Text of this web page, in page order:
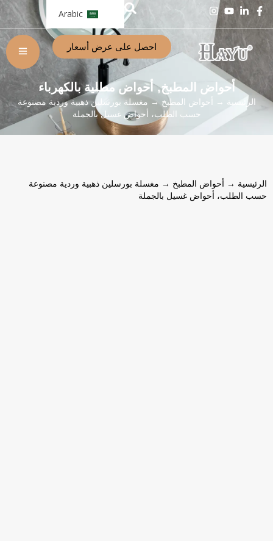
Arabic
احصل على عرض أسعار
أحواض المطبخ,أحواض مطلية بالكهرباء
الرئيسية → أحواض المطبخ → مغسلة بورسلين ذهبية وردية مصنوعة
حسب الطلب، أحواض غسيل بالجملة
الرئيسية → أحواض المطبخ → مغسلة بورسلين ذهبية وردية مصنوعة
حسب الطلب، أحواض غسيل بالجملة